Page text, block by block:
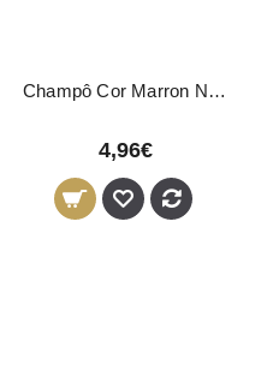
Champô Cor Marron Nirvel 250ml
4,96€